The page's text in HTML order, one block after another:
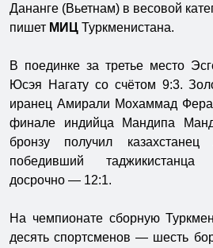
Дананге (Вьетнам) в весовой
пишет МИЦ Туркменистана.
В поединке за третье место
Юсэя Нагату со счётом 9:3.
иранец Амирали Мохаммад
финале индийца Мандипа
бронзу получил казахстанец
победивший
досрочно — 12:1.
На чемпионате сборную
десять спортсменов — шесть